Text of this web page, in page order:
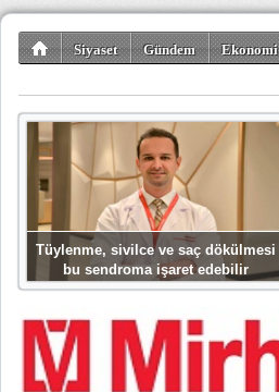
Siyaset Gündem Ekonomi
Tüylenme, sivilce ve saç dökülmesi
bu sendroma işaret edebilir